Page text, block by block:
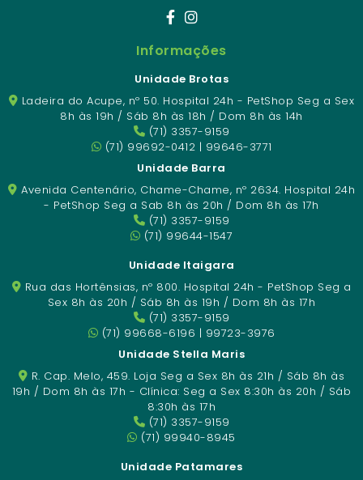
Informações
Unidade Brotas
Ladeira do Acupe, nº 50. Hospital 24h - PetShop Seg a Sex
8h às 19h / Sáb 8h às 18h / Dom 8h às 14h
(71) 3357-9159
(71) 99692-0412 | 99646-3771
Unidade Barra
Avenida Centenário, Chame-Chame, nº 2634. Hospital 24h
- PetShop Seg a Sab 8h às 20h / Dom 8h às 17h
(71) 3357-9159
(71) 99644-1547
Unidade Itaigara
Rua das Hortênsias, nº 800. Hospital 24h - PetShop Seg a
Sex 8h às 20h / Sáb 8h às 19h / Dom 8h às 17h
(71) 3357-9159
(71) 99668-6196 | 99723-3976
Unidade Stella Maris
R. Cap. Melo, 459. Loja Seg a Sex 8h às 21h / Sáb 8h às
19h / Dom 8h às 17h - Clínica: Seg a Sex 8:30h às 20h / Sáb
8:30h às 17h
(71) 3357-9159
(71) 99940-8945
Unidade Patamares